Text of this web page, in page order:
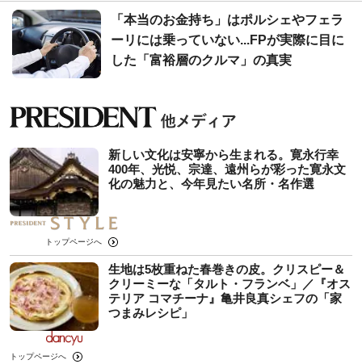
「本当のお金持ち」はポルシェやフェラ
ーリには乗っていない...FPが実際に目に
した「富裕層のクルマ」の真実
新しい文化は安寧から生まれる。寛永行幸
400年、光悦、宗達、遠州らが彩った寛永文
化の魅力と、今年見たい名所・名作選
トップページへ
生地は5枚重ねた春巻きの皮。クリスピー＆
クリーミーな「タルト・フランベ」／『オス
テリア コマチーナ』亀井良真シェフの「家
つまみレシピ」
トップページへ